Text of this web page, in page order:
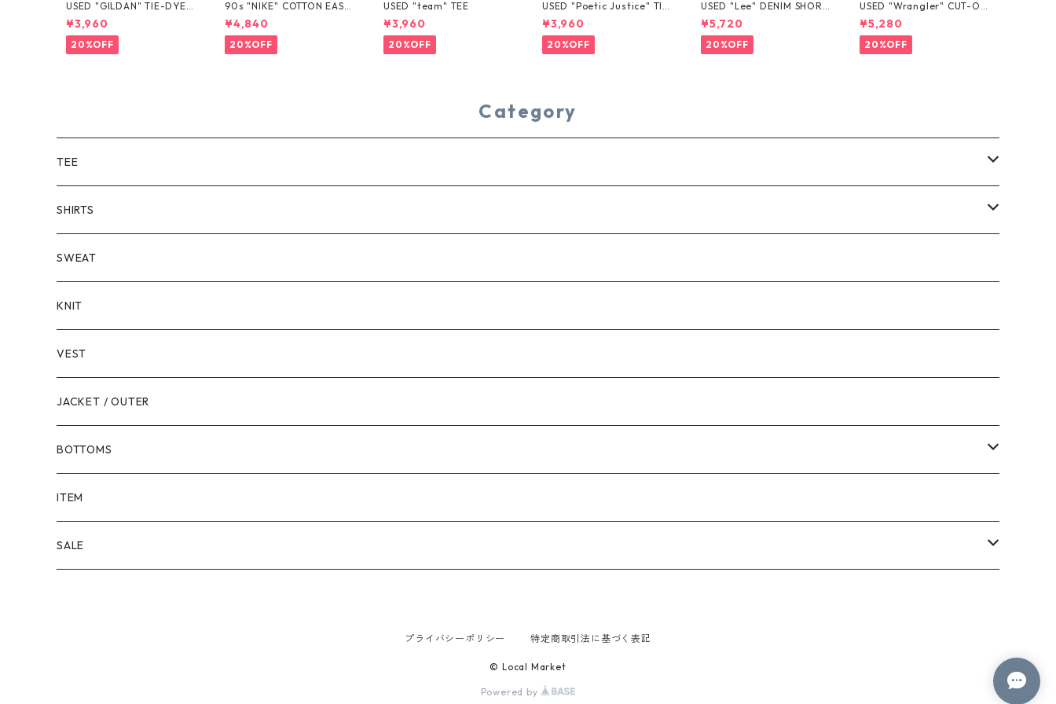
USED "GILDAN" TIE-DYE T
EE
¥3,960
20%OFF
90s "NIKE" COTTON EASY
SHORTS
¥4,840
20%OFF
USED "team" TEE
¥3,960
20%OFF
USED "Poetic Justice" TIE
-DYE TEE
¥3,960
20%OFF
USED "Lee" DENIM SHORT
S
¥5,720
20%OFF
USED "Wrangler" CUT-OF
F DENIM SHORTS
¥5,280
20%OFF
Category
TEE
SHORT SLEEVE
LONG SLEEVE
SHIRTS
SHORT SLEEVE
LONG SLEEVE
SWEAT
KNIT
VEST
JACKET / OUTER
BOTTOMS
SHORTS
PANTS
ITEM
SALE
プライバシーポリシー 特定商取引法に基づく表記
© Local Market
Powered by